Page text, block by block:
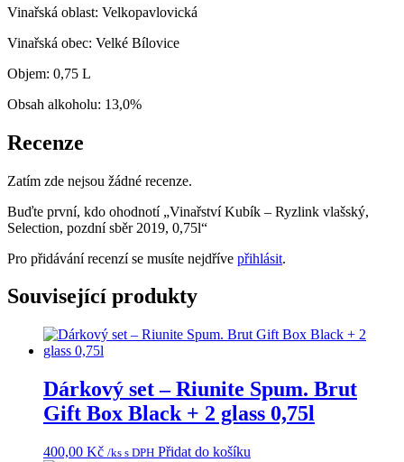
Vinařská oblast: Velkopavlovická
Vinařská obec: Velké Bílovice
Objem: 0,75 L
Obsah alkoholu: 13,0%
Recenze
Zatím zde nejsou žádné recenze.
Buďte první, kdo ohodnotí „Vinařství Kubík – Ryzlink vlašský,
Selection, pozdní sběr 2019, 0,75l“
Pro přidávání recenzí se musíte nejdříve přihlásit.
Související produkty
Dárkový set – Riunite Spum. Brut
Gift Box Black + 2 glass 0,75l
400,00 Kč /ks s DPH Přidat do košíku